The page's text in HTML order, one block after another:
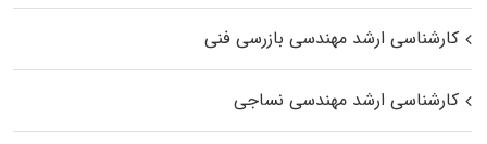
کارشناسی ارشد مهندسی بازرسی فنی
کارشناسی ارشد مهندسی نساجی